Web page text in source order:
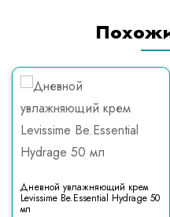
Дневной увлажняющий крем
Levissime Be.Essential Hydrage 50
мл